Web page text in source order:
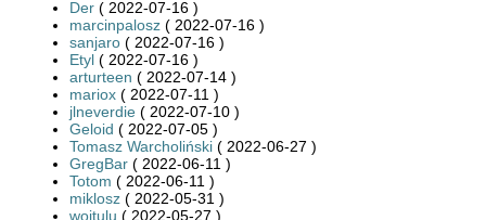
Der ( 2022-07-16 )
marcinpalosz ( 2022-07-16 )
sanjaro ( 2022-07-16 )
Etyl ( 2022-07-16 )
arturteen ( 2022-07-14 )
mariox ( 2022-07-11 )
jlneverdie ( 2022-07-10 )
Geloid ( 2022-07-05 )
Tomasz Warcholiński ( 2022-06-27 )
GregBar ( 2022-06-11 )
Totom ( 2022-06-11 )
miklosz ( 2022-05-31 )
wojtulu ( 2022-05-27 )